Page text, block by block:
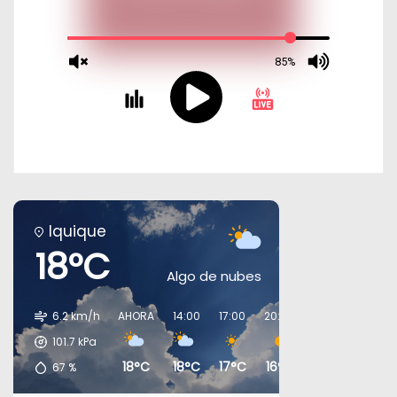
Iquique
18°C Algo de nubes
6.2 km/h
101.7 kPa
67 %
AHORA
18°C
14:00
18°C
17:00
17°C
20:00
16°C